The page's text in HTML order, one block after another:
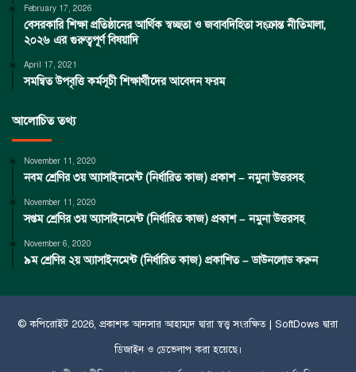
February 17, 2026
বেসরকারি শিক্ষা প্রতিষ্ঠানের আর্থিক স্বচ্ছতা ও জবাবদিহিতা সংক্রান্ত নীতিমালা,
২০২৬ এর গুরুত্বপূর্ণ বিষয়াদি
April 17, 2021
সমন্বিত উপবৃত্তি কর্মসূচী শিক্ষার্থীদের আবেদন ফরম
আলোচিত তথ্য
November 11, 2020
নবম শ্রেণির ৩য় অ্যাসাইনমেন্ট (নির্ধারিত কাজ) প্রকাশ – নমুনা উত্তরসহ
November 11, 2020
সপ্তম শ্রেণির ৩য় অ্যাসাইনমেন্ট (নির্ধারিত কাজ) প্রকাশ – নমুনা উত্তরসহ
November 6, 2020
৯ম শ্রেণির ২য় অ্যাসাইনমেন্ট (নির্ধারিত কাজ) প্রকাশিত – ডাউনলোড করুন
© কপিরােইট 2026, প্রকাশকআনসার আহাম্মদদ্বারা স্বত্ত্ব সংরক্ষিত | SoftDows দ্বারা
ডিজাইন ও ডেভেলাপ করা হয়েছে।